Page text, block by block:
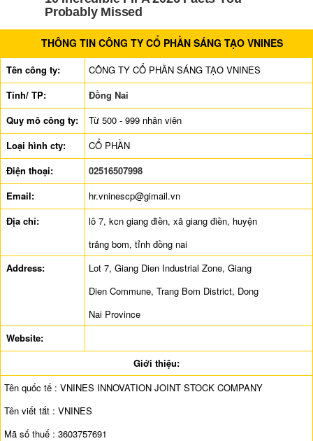
THÔNG TIN CÔNG TY CỔ PHẦN SÁNG TẠO VNINES
Tên công ty:
CÔNG TY CỔ PHẦN SÁNG TẠO VNINES
Tỉnh/ TP:
Đồng Nai
Quy mô công ty:
Từ 500 - 999 nhân viên
Loại hình cty:
CỔ PHẦN
Điện thoại:
02516507998
Email:
hr.vninescp@gimail.vn
Địa chỉ:
lô 7, kcn giang điền, xã giang điền, huyện
trảng bom, tỉnh đồng nai
Address:
Lot 7, Giang Dien Industrial Zone, Giang
Dien Commune, Trang Bom District, Dong
Nai Province
Website:
Giới thiệu:
Tên quốc tế : VNINES INNOVATION JOINT STOCK COMPANY
Tên viết tắt : VNINES
Mã số thuế : 3603757691